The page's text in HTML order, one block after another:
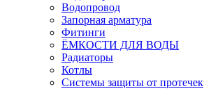
Водопровод
Запорная арматура
Фитинги
ЁМКОСТИ ДЛЯ ВОДЫ
Радиаторы
Котлы
Системы защиты от протечек